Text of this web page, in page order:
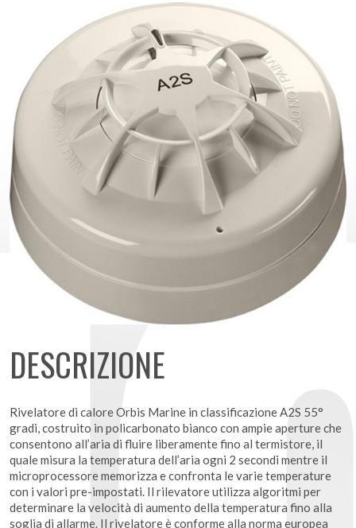
DESCRIZIONE
Rivelatore di calore Orbis Marine in classificazione A2S 55°
gradi, costruito in policarbonato bianco con ampie aperture che
consentono all’aria di fluire liberamente fino al termistore, il
quale misura la temperatura dell’aria ogni 2 secondi mentre il
microprocessore memorizza e confronta le varie temperature
con i valori pre-impostati. Il rilevatore utilizza algoritmi per
determinare la velocità di aumento della temperatura fino alla
soglia di allarme. Il rivelatore è conforme alla norma europea